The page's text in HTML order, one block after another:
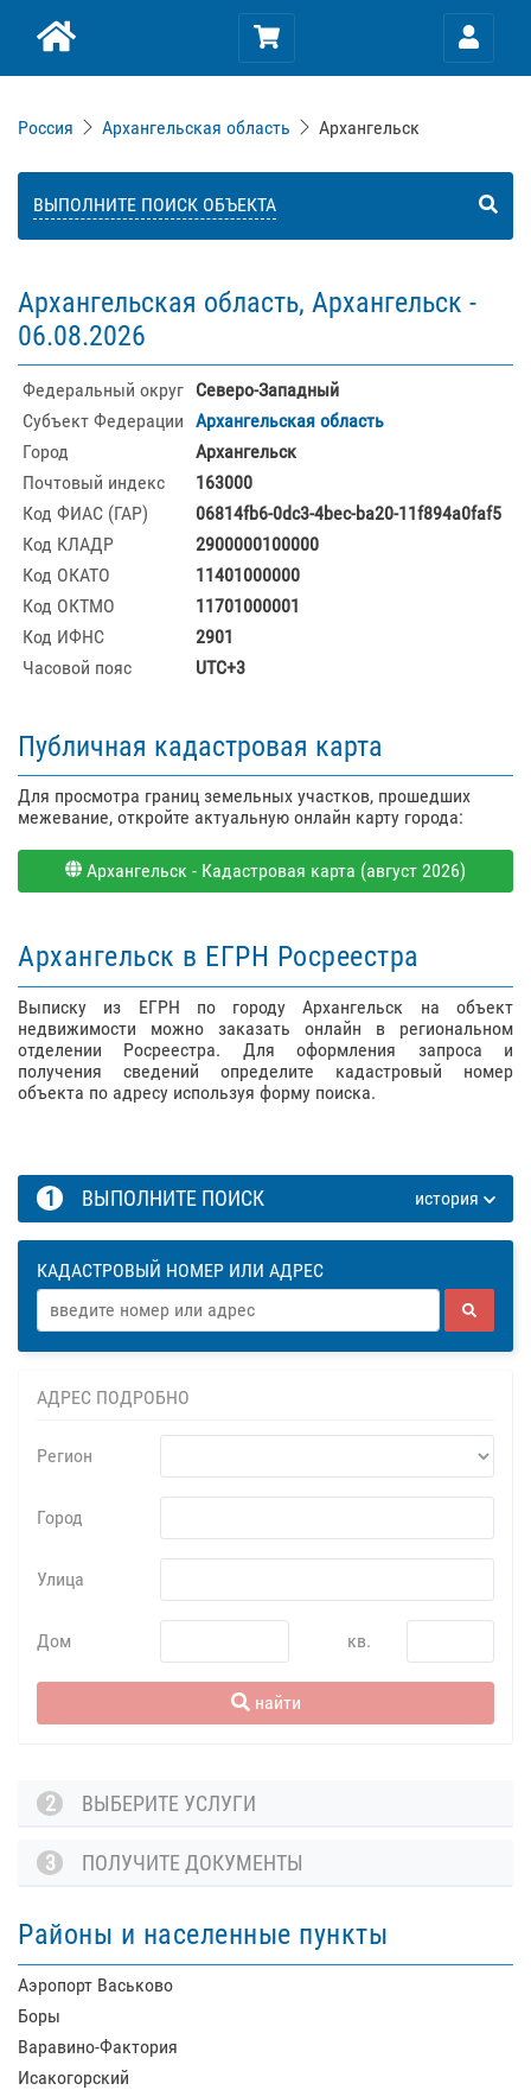
Россия Архангельская область Архангельск
ВЫПОЛНИТЕ ПОИСК ОБЪЕКТА
Архангельская область, Архангельск -
06.08.2026
Федеральный округ Северо-Западный
Субъект Федерации Архангельская область
Город
Архангельск
Почтовый индекс
163000
Код ФИАС (ГАР)
06814fb6-0dc3-4bec-ba20-11f894a0faf5
Код КЛАДР
2900000100000
Код ОКАТО
11401000000
Код ОКТМО
11701000001
Код ИФНС
2901
Часовой пояс
UTC+3
Публичная кадастровая карта
Для просмотра границ земельных участков, прошедших
межевание, откройте актуальную онлайн карту города:
Архангельск - Кадастровая карта (август 2026)
Архангельск в ЕГРН Росреестра
Выписку из ЕГРН по городу Архангельск на объект
недвижимости можно заказать онлайн в региональном
отделении Росреестра. Для оформления запроса и
получения сведений определите кадастровый номер
объекта по адресу используя форму поиска.
1 ВЫПОЛНИТЕ ПОИСК история
КАДАСТРОВЫЙ НОМЕР ИЛИ АДРЕС
АДРЕС ПОДРОБНО
Регион
Город
Улица
Дом кв.
найти
2 ВЫБЕРИТЕ УСЛУГИ
3 ПОЛУЧИТЕ ДОКУМЕНТЫ
Районы и населенные пункты
Аэропорт Васьково
Боры
Варавино-Фактория
Исакогорский